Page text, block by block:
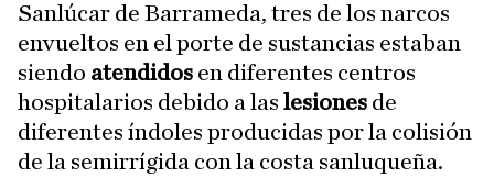
Sanlúcar de Barrameda, tres de los narcos
envueltos en el porte de sustancias estaban
siendo atendidos en diferentes centros
hospitalarios debido a las lesiones de
diferentes índoles producidas por la colisión
de la semirrígida con la costa sanluqueña.